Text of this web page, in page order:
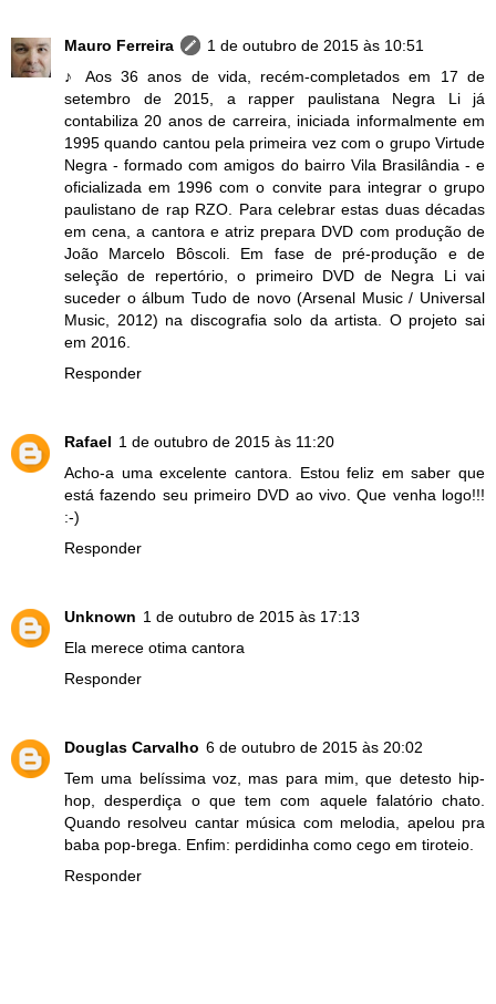
Mauro Ferreira
1 de outubro de 2015 às 10:51
♪ Aos 36 anos de vida, recém-completados em 17 de
setembro de 2015, a rapper paulistana Negra Li já
contabiliza 20 anos de carreira, iniciada informalmente em
1995 quando cantou pela primeira vez com o grupo Virtude
Negra - formado com amigos do bairro Vila Brasilândia - e
oficializada em 1996 com o convite para integrar o grupo
paulistano de rap RZO. Para celebrar estas duas décadas
em cena, a cantora e atriz prepara DVD com produção de
João Marcelo Bôscoli. Em fase de pré-produção e de
seleção de repertório, o primeiro DVD de Negra Li vai
suceder o álbum Tudo de novo (Arsenal Music / Universal
Music, 2012) na discografia solo da artista. O projeto sai
em 2016.
Responder
Rafael 1 de outubro de 2015 às 11:20
Acho-a uma excelente cantora. Estou feliz em saber que
está fazendo seu primeiro DVD ao vivo. Que venha logo!!!
:-)
Responder
Unknown 1 de outubro de 2015 às 17:13
Ela merece otima cantora
Responder
Douglas Carvalho 6 de outubro de 2015 às 20:02
Tem uma belíssima voz, mas para mim, que detesto hip-
hop, desperdiça o que tem com aquele falatório chato.
Quando resolveu cantar música com melodia, apelou pra
baba pop-brega. Enfim: perdidinha como cego em tiroteio.
Responder